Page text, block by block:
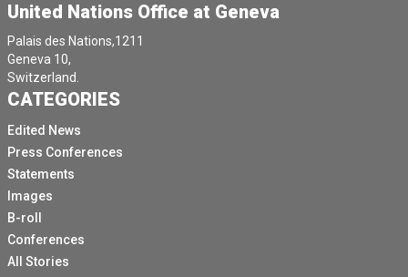
United Nations Office at Geneva
Palais des Nations,1211
Geneva 10,
Switzerland.
CATEGORIES
Edited News
Press Conferences
Statements
Images
B-roll
Conferences
All Stories